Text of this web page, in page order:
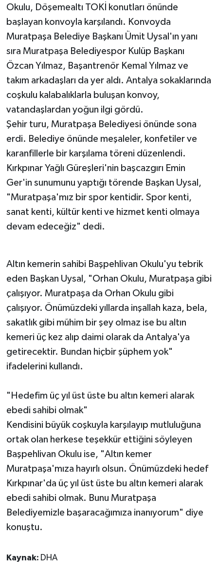
Okulu, Döşemealtı TOKİ konutları önünde
başlayan konvoyla karşılandı. Konvoyda
Muratpaşa Belediye Başkanı Ümit Uysal'ın yanı
sıra Muratpaşa Belediyespor Kulüp Başkanı
Özcan Yılmaz, Başantrenör Kemal Yılmaz ve
takım arkadaşları da yer aldı. Antalya sokaklarında
coşkulu kalabalıklarla buluşan konvoy,
vatandaşlardan yoğun ilgi gördü.
Şehir turu, Muratpaşa Belediyesi önünde sona
erdi. Belediye önünde meşaleler, konfetiler ve
karanfillerle bir karşılama töreni düzenlendi.
Kırkpınar Yağlı Güreşleri'nin başcazgırı Emin
Ger'in sunumunu yaptığı törende Başkan Uysal,
"Muratpaşa'mız bir spor kentidir. Spor kenti,
sanat kenti, kültür kenti ve hizmet kenti olmaya
devam edeceğiz" dedi.
Altın kemerin sahibi Başpehlivan Okulu'yu tebrik
eden Başkan Uysal, "Orhan Okulu, Muratpaşa gibi
çalışıyor. Muratpaşa da Orhan Okulu gibi
çalışıyor. Önümüzdeki yıllarda inşallah kaza, bela,
sakatlık gibi mühim bir şey olmaz ise bu altın
kemeri üç kez alıp daimi olarak da Antalya'ya
getirecektir. Bundan hiçbir şüphem yok"
ifadelerini kullandı.
"Hedefim üç yıl üst üste bu altın kemeri alarak
ebedi sahibi olmak"
Kendisini büyük coşkuyla karşılayıp mutluluğuna
ortak olan herkese teşekkür ettiğini söyleyen
Başpehlivan Okulu ise, "Altın kemer
Muratpaşa'mıza hayırlı olsun. Önümüzdeki hedef
Kırkpınar'da üç yıl üst üste bu altın kemeri alarak
ebedi sahibi olmak. Bunu Muratpaşa
Belediyemizle başaracağımıza inanıyorum" diye
konuştu.
Kaynak: DHA
Yaşam